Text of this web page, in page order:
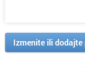
Izmenite ili